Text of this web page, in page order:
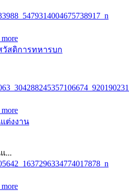
more
วัสดิการทหารบก
more
ต่งงาน
...
more